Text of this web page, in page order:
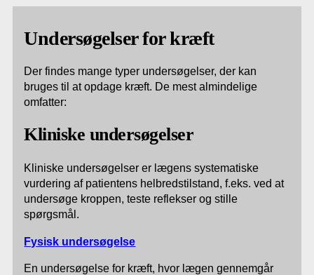
Undersøgelser for kræft
Der findes mange typer undersøgelser, der kan
bruges til at opdage kræft. De mest almindelige
omfatter:
Kliniske undersøgelser
Kliniske undersøgelser er lægens systematiske
vurdering af patientens helbredstilstand, f.eks. ved at
undersøge kroppen, teste reflekser og stille
spørgsmål.
Fysisk undersøgelse
En undersøgelse for kræft, hvor lægen gennemgår